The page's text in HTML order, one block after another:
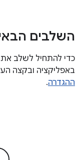
השלבים
באפליקציה ובקצה
ההגדרה.